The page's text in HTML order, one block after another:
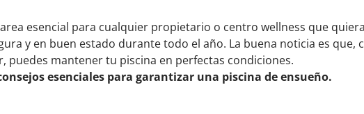
esencial para cualquier propietario o centro wellness que quiera
y en buen estado durante todo el año. La buena noticia es que,
puedes mantener tu piscina en perfectas condiciones.
esenciales para garantizar una piscina de ensueño.